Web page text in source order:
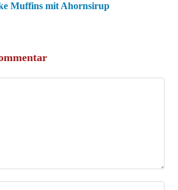
Muffins mit Ahornsirup